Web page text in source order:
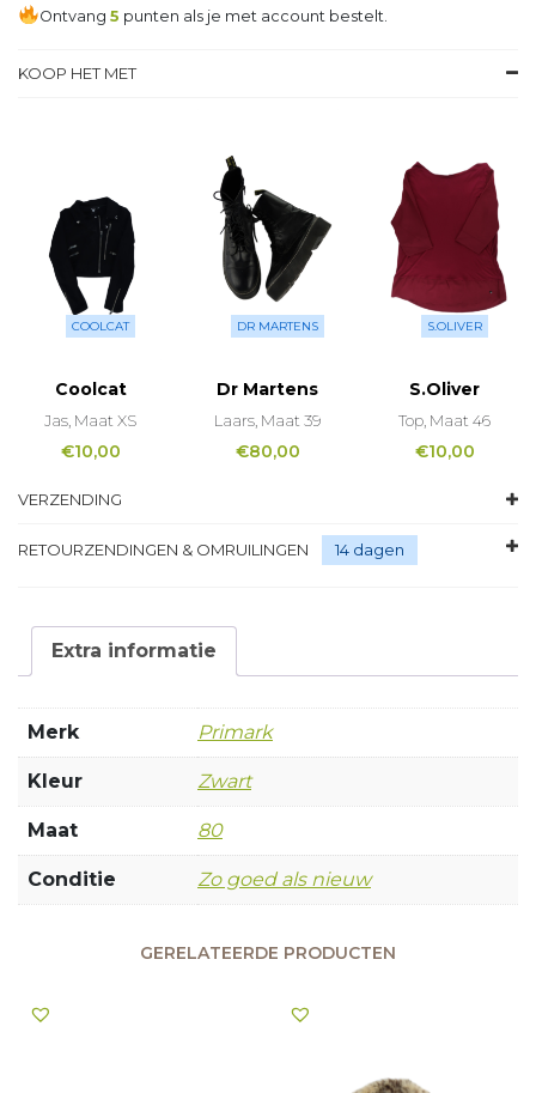
Ontvang5 punten als je met account bestelt.
KOOP HET MET
COOLCAT
Coolcat
Jas, Maat XS
€10,00
DR MARTENS
Dr Martens
Laars, Maat 39
€80,00
S.OLIVER
S.Oliver
Top, Maat 46
€10,00
VERZENDING
RETOURZENDINGEN & OMRUILINGEN 14 dagen
Extra informatie
Merk Primark
Kleur Zwart
Maat 80
Conditie Zo goed als nieuw
GERELATEERDE PRODUCTEN